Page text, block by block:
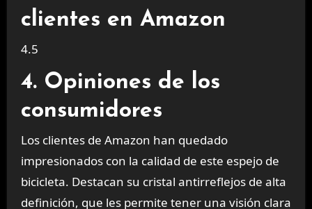
clientes en Amazon
4.5
4. Opiniones de los
consumidores
Los clientes de Amazon han quedado
impresionados con la calidad de este espejo de
bicicleta. Destacan su cristal antirreflejos de alta
definición, que les permite tener una visión clara